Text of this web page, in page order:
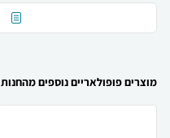
מוצרים פופולאריים נוספים מהחנות